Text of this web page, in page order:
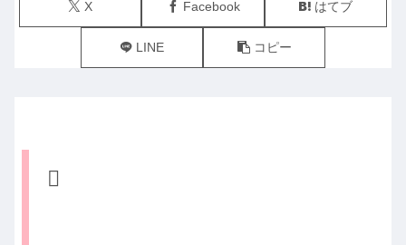
X Facebook はてブ
LINE コピー